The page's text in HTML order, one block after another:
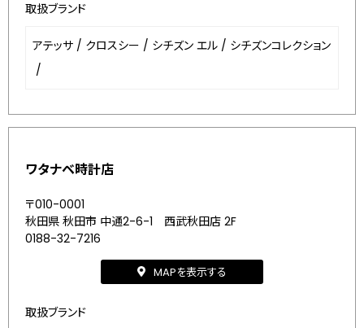
取扱ブランド
アテッサ / クロスシー / シチズン エル / シチズンコレクション
/
ワタナベ時計店
〒010-0001
秋田県 秋田市 中通2-6-1 西武秋田店 2F
0188-32-7216
MAPを表示する
取扱ブランド